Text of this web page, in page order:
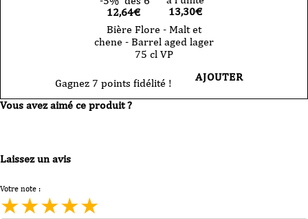
12,64€
13,30€
Bière Flore - Malt et
chene - Barrel aged lager
75 cl VP
Gagnez 7 points fidélité ! AJOUTER
Vous avez aimé ce produit ?
Laissez un avis
Votre note :
★★★★★